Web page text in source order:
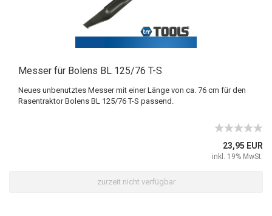
Messer für Bolens BL 125/76 T-S
Neues unbenutztes Messer mit einer Länge von ca. 76 cm für den
Rasentraktor Bolens BL 125/76 T-S passend.
23,95 EUR
inkl. 19% MwSt.
zurzeit nicht verfügbar